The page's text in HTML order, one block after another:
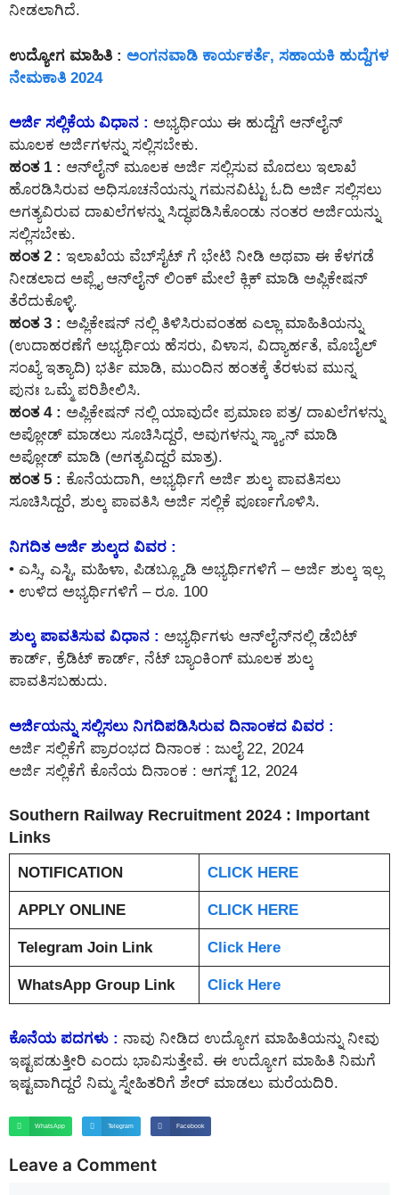
ನೀಡಲಾಗಿದೆ.
ಉದ್ಯೋಗ ಮಾಹಿತಿ : ಅಂಗನವಾಡಿ ಕಾರ್ಯಕರ್ತೆ, ಸಹಾಯಕಿ ಹುದ್ದೆಗಳ
ನೇಮಕಾತಿ 2024
ಅರ್ಜಿ ಸಲ್ಲಿಕೆಯ ವಿಧಾನ : ಅಭ್ಯರ್ಥಿಯು ಈ ಹುದ್ದೆಗೆ ಆನ್‌ಲೈನ್‌
ಮೂಲಕ ಅರ್ಜಿಗಳನ್ನು ಸಲ್ಲಿಸಬೇಕು.
ಹಂತ 1 : ಆನ್‌ಲೈನ್‌ ಮೂಲಕ ಅರ್ಜಿ ಸಲ್ಲಿಸುವ ಮೊದಲು ಇಲಾಖೆ
ಹೊರಡಿಸಿರುವ ಅಧಿಸೂಚನೆಯನ್ನು ಗಮನವಿಟ್ಟು ಓದಿ ಅರ್ಜಿ ಸಲ್ಲಿಸಲು
ಅಗತ್ಯವಿರುವ ದಾಖಲೆಗಳನ್ನು ಸಿದ್ಧಪಡಿಸಿಕೊಂಡು ನಂತರ ಅರ್ಜಿಯನ್ನು
ಸಲ್ಲಿಸಬೇಕು.
ಹಂತ 2 : ಇಲಾಖೆಯ ವೆಬ್‌ಸೈಟ್ ಗೆ ಭೇಟಿ ನೀಡಿ ಅಥವಾ ಈ ಕೆಳಗಡೆ
ನೀಡಲಾದ ಅಪ್ಲೈ ಆನ್‌ಲೈನ್‌ ಲಿಂಕ್ ಮೇಲೆ ಕ್ಲಿಕ್ ಮಾಡಿ ಅಪ್ಲಿಕೇಷನ್
ತೆರೆದುಕೊಳ್ಳಿ.
ಹಂತ 3 : ಅಪ್ಲಿಕೇಷನ್ ನಲ್ಲಿ ತಿಳಿಸಿರುವಂತಹ ಎಲ್ಲಾ ಮಾಹಿತಿಯನ್ನು
(ಉದಾಹರಣೆಗೆ ಅಭ್ಯರ್ಥಿಯ ಹೆಸರು, ವಿಳಾಸ, ವಿದ್ಯಾರ್ಹತೆ, ಮೊಬೈಲ್
ಸಂಖ್ಯೆ ಇತ್ಯಾದಿ) ಭರ್ತಿ ಮಾಡಿ, ಮುಂದಿನ ಹಂತಕ್ಕೆ ತೆರಳುವ ಮುನ್ನ
ಪುನಃ ಒಮ್ಮೆ ಪರಿಶೀಲಿಸಿ.
ಹಂತ 4 : ಅಪ್ಲಿಕೇಷನ್ ನಲ್ಲಿ ಯಾವುದೇ ಪ್ರಮಾಣ ಪತ್ರ/ ದಾಖಲೆಗಳನ್ನು
ಅಪ್ಲೋಡ್ ಮಾಡಲು ಸೂಚಿಸಿದ್ದರೆ, ಅವುಗಳನ್ನು ಸ್ಕ್ಯಾನ್ ಮಾಡಿ
ಅಪ್ಲೋಡ್ ಮಾಡಿ (ಅಗತ್ಯವಿದ್ದರೆ ಮಾತ್ರ).
ಹಂತ 5 : ಕೊನೆಯದಾಗಿ, ಅಭ್ಯರ್ಥಿಗೆ ಅರ್ಜಿ ಶುಲ್ಕ ಪಾವತಿಸಲು
ಸೂಚಿಸಿದ್ದರೆ, ಶುಲ್ಕ ಪಾವತಿಸಿ ಅರ್ಜಿ ಸಲ್ಲಿಕೆ ಪೂರ್ಣಗೊಳಿಸಿ.
ನಿಗದಿತ ಅರ್ಜಿ ಶುಲ್ಕದ ವಿವರ :
• ಎಸ್ಸಿ, ಎಸ್ಟಿ, ಮಹಿಳಾ, ಪಿಡಬ್ಲ್ಯೂಡಿ ಅಭ್ಯರ್ಥಿಗಳಿಗೆ – ಅರ್ಜಿ ಶುಲ್ಕ ಇಲ್ಲ
• ಉಳಿದ ಅಭ್ಯರ್ಥಿಗಳಿಗೆ – ರೂ. 100
ಶುಲ್ಕ ಪಾವತಿಸುವ ವಿಧಾನ : ಅಭ್ಯರ್ಥಿಗಳು ಆನ್‌ಲೈನ್‌ನಲ್ಲಿ ಡೆಬಿಟ್
ಕಾರ್ಡ್, ಕ್ರೆಡಿಟ್ ಕಾರ್ಡ್, ನೆಟ್ ಬ್ಯಾಂಕಿಂಗ್ ಮೂಲಕ ಶುಲ್ಕ
ಪಾವತಿಸಬಹುದು.
ಅರ್ಜಿಯನ್ನು ಸಲ್ಲಿಸಲು ನಿಗದಿಪಡಿಸಿರುವ ದಿನಾಂಕದ ವಿವರ :
ಅರ್ಜಿ ಸಲ್ಲಿಕೆಗೆ ಪ್ರಾರಂಭದ ದಿನಾಂಕ : ಜುಲೈ 22, 2024
ಅರ್ಜಿ ಸಲ್ಲಿಕೆಗೆ ಕೊನೆಯ ದಿನಾಂಕ : ಆಗಸ್ಟ್ 12, 2024
Southern Railway Recruitment 2024 : Important
Links
NOTIFICATION CLICK HERE
APPLY ONLINE CLICK HERE
Telegram Join Link Click Here
WhatsApp Group Link Click Here
ಕೊನೆಯ ಪದಗಳು : ನಾವು ನೀಡಿದ ಉದ್ಯೋಗ ಮಾಹಿತಿಯನ್ನು ನೀವು
ಇಷ್ಟಪಡುತ್ತೀರಿ ಎಂದು ಭಾವಿಸುತ್ತೇವೆ. ಈ ಉದ್ಯೋಗ ಮಾಹಿತಿ ನಿಮಗೆ
ಇಷ್ಟವಾಗಿದ್ದರೆ ನಿಮ್ಮ ಸ್ನೇಹಿತರಿಗೆ ಶೇರ್ ಮಾಡಲು ಮರೆಯದಿರಿ.
WhatsApp Telegram Facebook
Leave a Comment